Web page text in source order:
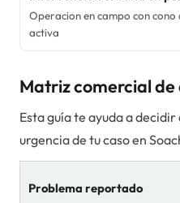
Operacion en campo con
activa
Matriz comercial de
Esta guía te ayuda a
urgencia de tu caso en
Problema reportado